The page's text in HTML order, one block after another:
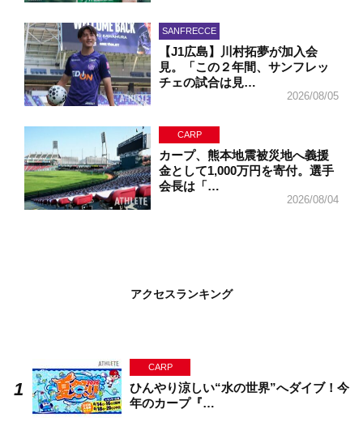
SANFRECCE
【J1広島】川村拓夢が加入会
見。「この２年間、サンフレッ
チェの試合は見…
2026/08/05
CARP
カープ、熊本地震被災地へ義援
金として1,000万円を寄付。選手
会長は「…
2026/08/04
アクセスランキング
CARP
ひんやり涼しい“水の世界”へダイブ！今
年のカープ『…